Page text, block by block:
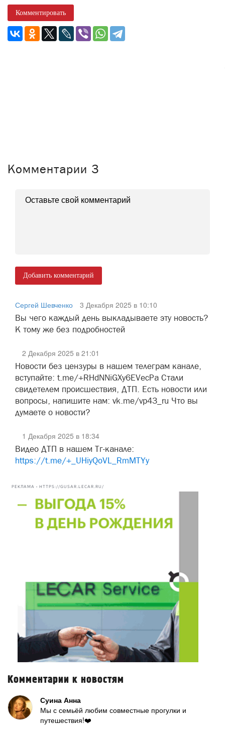
Комментировать
Комментарии 3
Добавить комментарий
Сергей Шевченко
3 Декабря 2025 в 10:10
Вы чего каждый день выкладываете эту новость?
К тому же без подробностей
2 Декабря 2025 в 21:01
Новости без цензуры в нашем телеграм канале,
вступайте: t.me/+RHdNNiGXy6EVecPa Стали
свидетелем происшествия, ДТП. Есть новости или
вопросы, напишите нам: vk.me/vp43_ru Что вы
думаете о новости?
1 Декабря 2025 в 18:34
Видео ДТП в нашем Тг-канале:
https://t.me/+_UHiyQoVL_RmMTYy
РЕКЛАМА • HTTPS://GUSAR.LECAR.RU/
Комментарии к новостям
Суина Анна
Мы с семьёй любим совместные прогулки и
путешествия!❤️